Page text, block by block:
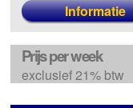
Informatie
Prijs per week
exclusief 21% btw